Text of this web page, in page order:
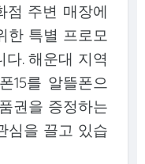
점 주변 매장에
한 특별 프로모
. 해운대 지역
15를 알뜰폰으
권을 증정하는
심을 끌고 있습